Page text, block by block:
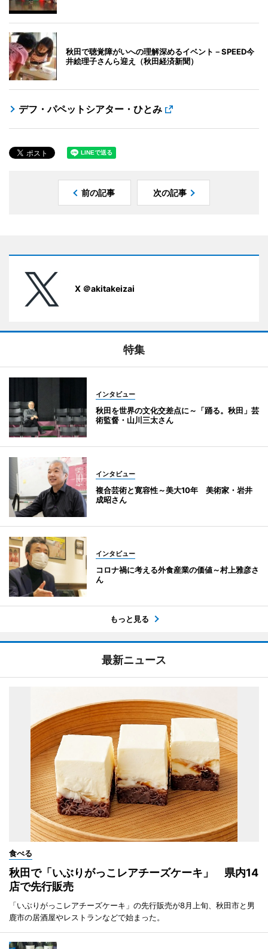
秋田で聴覚障がいへの理解深めるイベント－SPEED今
井絵理子さんら迎え（秋田経済新聞）
デフ・パペットシアター・ひとみ
前の記事 次の記事
X ＠akitakeizai
特集
インタビュー
秋田を世界の文化交差点に～「踊る。秋田」芸
術監督・山川三太さん
インタビュー
複合芸術と寛容性～美大10年 美術家・岩井
成昭さん
インタビュー
コロナ禍に考える外食産業の価値～村上雅彦さ
ん
もっと見る
最新ニュース
食べる
秋田で「いぶりがっこレアチーズケーキ」 県内14
店で先行販売
「いぶりがっこレアチーズケーキ」の先行販売が8月上旬、秋田市と男
鹿市の居酒屋やレストランなどで始まった。